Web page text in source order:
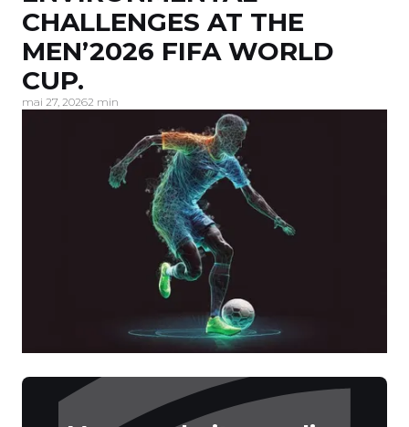
CHALLENGES AT THE
MEN’2026 FIFA WORLD
CUP.
mai 27, 20262 min